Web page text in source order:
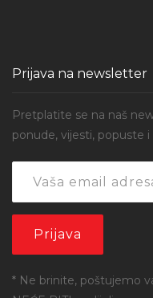
Prijava na newsletter
Pretplatite se na naš
ponude, vijesti, popuste i
* Ne brinite, poštujemo